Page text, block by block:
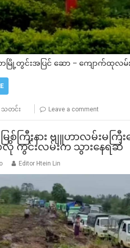
မြို့တွင်းအပြင် ဆော – ကျောက်ထုလမ်
သတင်း Leave a comment
မြစ်ကြီးနား ဗျူဟာလမ်
ကွင်းလမ်းက သွားနေရဆဲ
Editor Htein Lin